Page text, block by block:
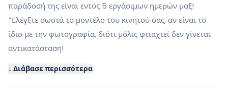
παράδοσή της είναι εντός 5 εργάσιμων ημερών μαξ!
*Ελέγξτε σωστά το μοντέλο του κινητού σας, αν είναι το
ίδιο με την φωτογραφία, διότι μόλις φτιαχτεί δεν γίνεται
αντικατάσταση!
↓ Διάβασε περισσότερα